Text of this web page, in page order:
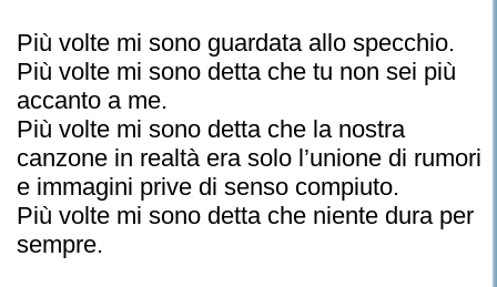
Più volte mi sono guardata allo specchio.
Più volte mi sono detta che tu non sei più
accanto a me.
Più volte mi sono detta che la nostra
canzone in realtà era solo l’unione di rumori
e immagini prive di senso compiuto.
Più volte mi sono detta che niente dura per
sempre.